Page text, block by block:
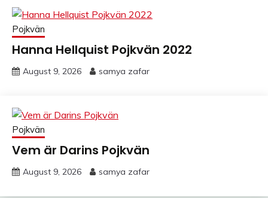
Pojkvän
Hanna Hellquist Pojkvän 2022
August 9, 2026 samya zafar
Pojkvän
Vem är Darins Pojkvän
August 9, 2026 samya zafar